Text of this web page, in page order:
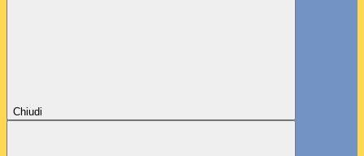
Chiudi